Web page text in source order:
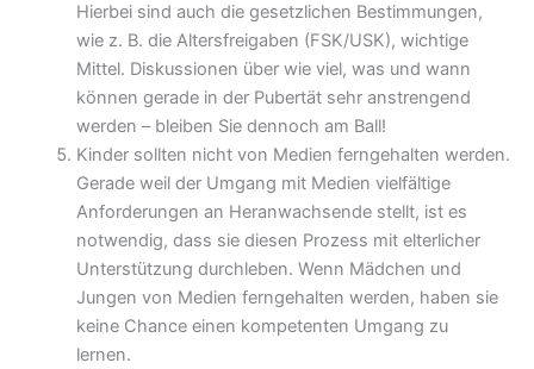
Hierbei sind auch die gesetzlichen Bestimmungen,
wie z. B. die Altersfreigaben (FSK/USK), wichtige
Mittel. Diskussionen über wie viel, was und wann
können gerade in der Pubertät sehr anstrengend
werden – bleiben Sie dennoch am Ball!
Kinder sollten nicht von Medien ferngehalten werden.
Gerade weil der Umgang mit Medien vielfältige
Anforderungen an Heranwachsende stellt, ist es
notwendig, dass sie diesen Prozess mit elterlicher
Unterstützung durchleben. Wenn Mädchen und
Jungen von Medien ferngehalten werden, haben sie
keine Chance einen kompetenten Umgang zu
lernen.